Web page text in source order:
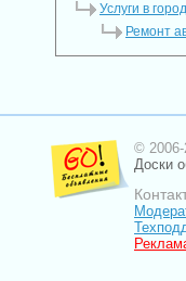
Услуги в
Ремонт
© 2006-
Доски